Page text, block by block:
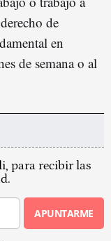
de
en
de semana o al
para recibir las
APUNTARME